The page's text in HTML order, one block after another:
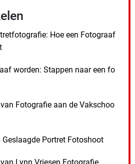
Hoe een Fotograaf
worden: Stappen naar een fo
Fotografie aan de Vakschoo
Geslaagde Portret Fotoshoot